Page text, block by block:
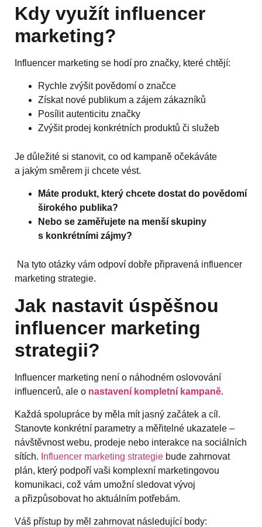
Kdy využít influencer
marketing?
Influencer marketing se hodí pro značky, které chtějí:
Rychle zvýšit povědomí o značce
Získat nové publikum a zájem zákazníků
Posílit autenticitu značky
Zvýšit prodej konkrétních produktů či služeb
Je důležité si stanovit, co od kampaně očekáváte
a jakým směrem ji chcete vést.
Máte produkt, který chcete dostat do povědomí
širokého publika?
Nebo se zaměřujete na menší skupiny
s konkrétními zájmy?
Na tyto otázky vám odpoví dobře připravená influencer
marketing strategie.
Jak nastavit úspěšnou
influencer marketing
strategii?
Influencer marketing není o náhodném oslovování
influencerů, ale o nastavení kompletní kampaně.
Každá spolupráce by měla mít jasný začátek a cíl.
Stanovte konkrétní parametry a měřitelné ukazatele –
návštěvnost webu, prodeje nebo interakce na sociálních
sítích. Influencer marketing strategie bude zahrnovat
plán, který podpoří vaši komplexní marketingovou
komunikaci, což vám umožní sledovat vývoj
a přizpůsobovat ho aktuálním potřebám.
Váš přístup by měl zahrnovat následující body: